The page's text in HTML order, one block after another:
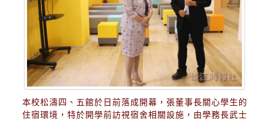
本校松濤四、五館於日前落成開幕，張董事長關心學生的
住宿環境，特於開學前訪視宿舍相關設施，由學務長武士